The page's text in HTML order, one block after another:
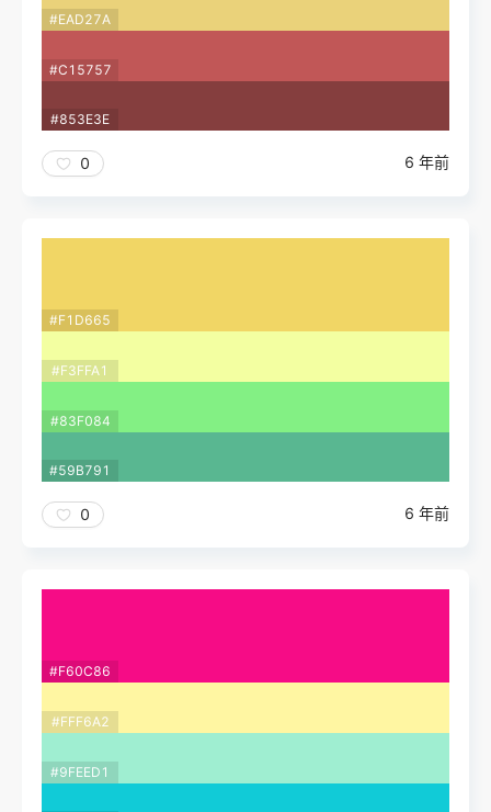
#EAD27A
#C15757
#853E3E
0 6 年前
#F1D665
#F3FFA1
#83F084
#59B791
0 6 年前
#F60C86
#FFF6A2
#9FEED1